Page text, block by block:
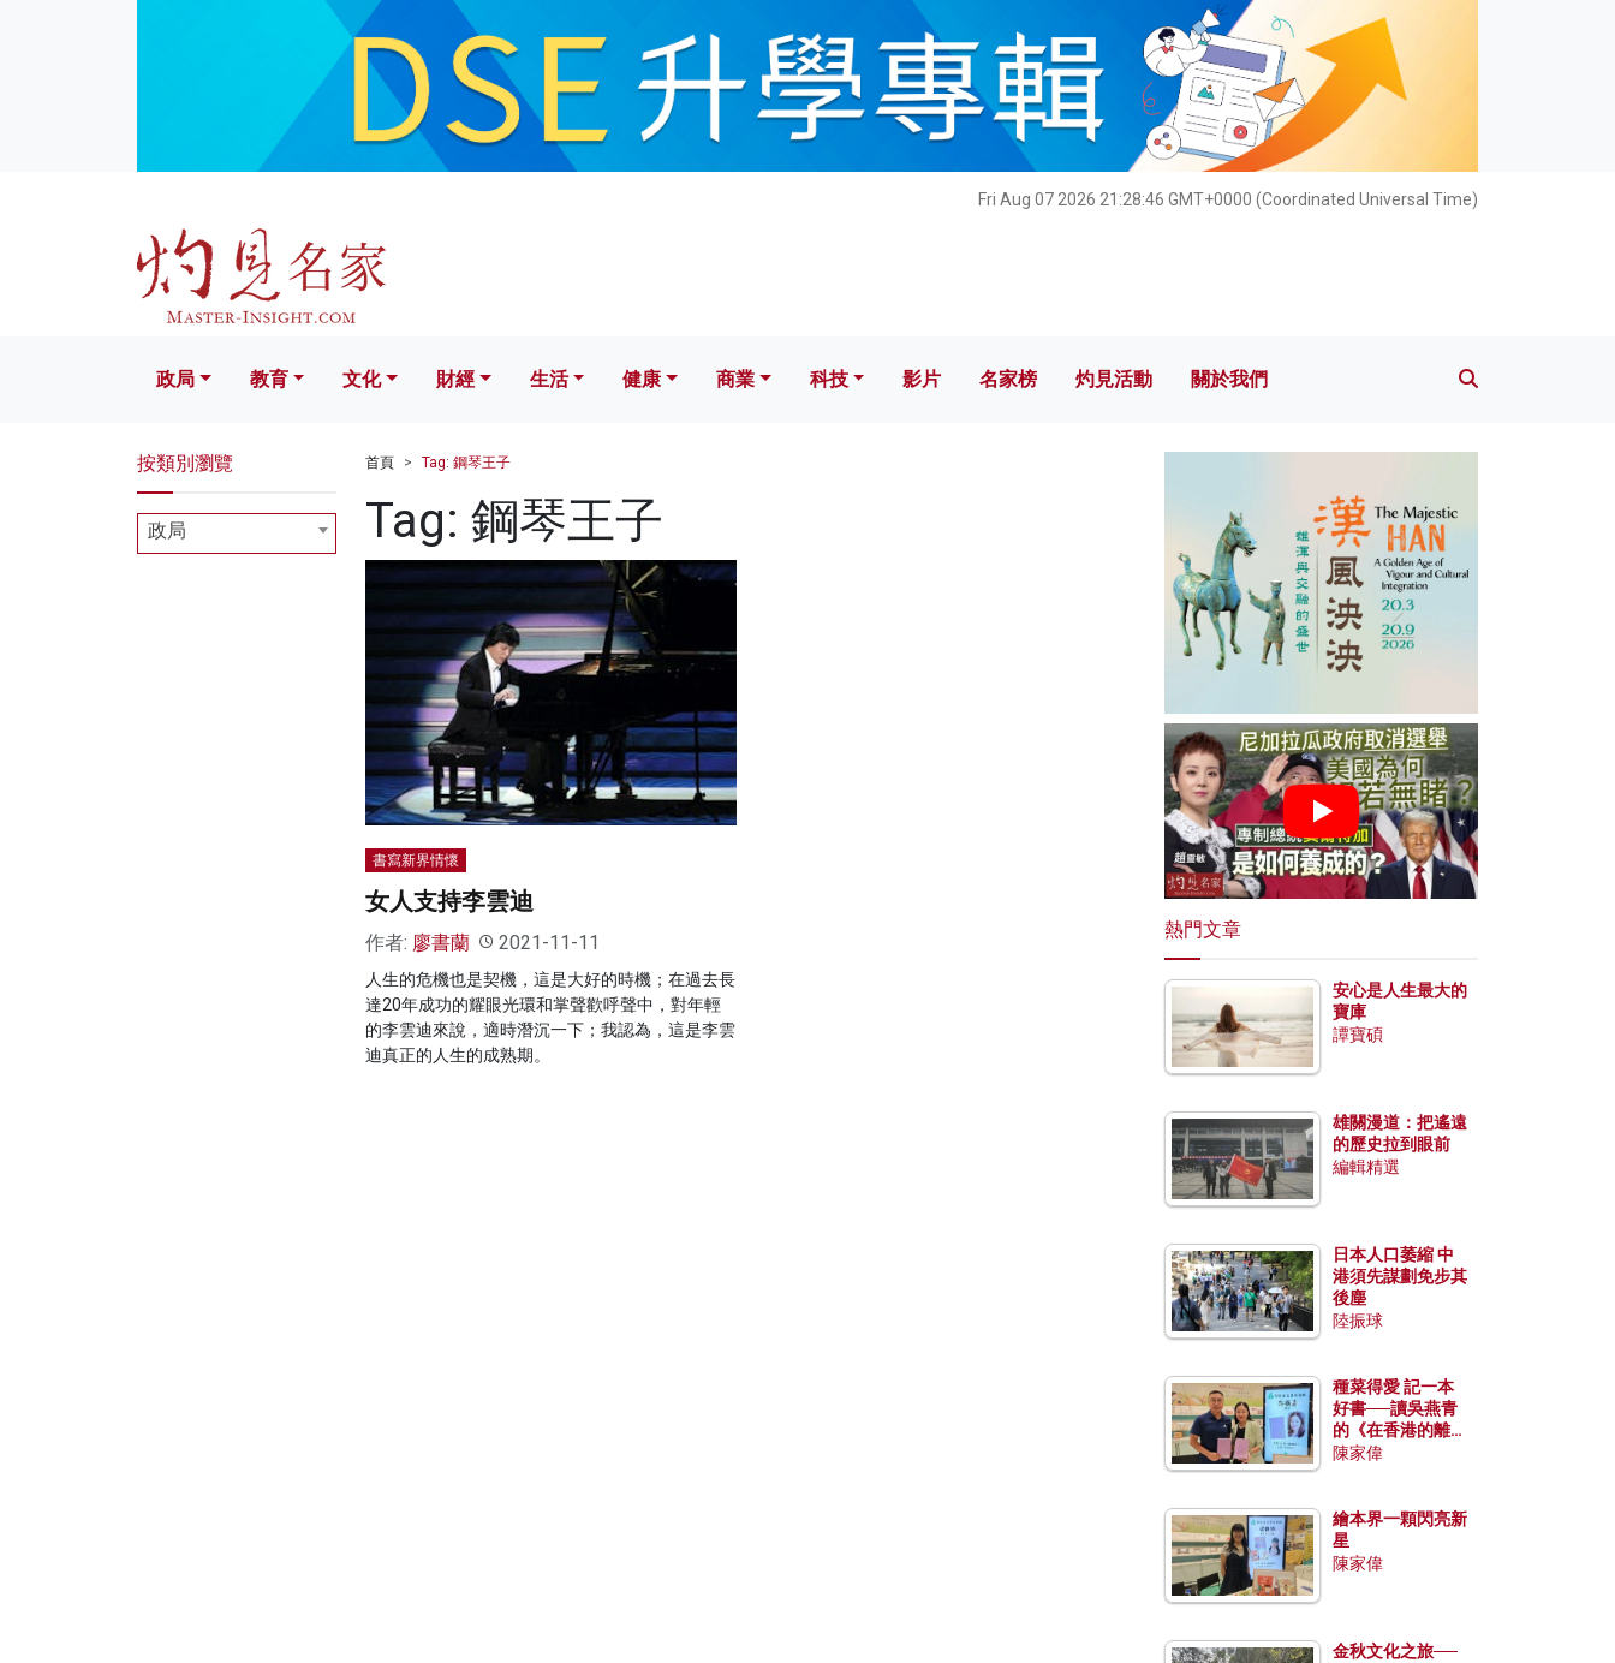
Fri Aug 07 2026 21:28:47 GMT+0000 (Coordinated Universal Time)
文化 財經 生活 健康 科技 影片 名家榜 灼見活動 關於我們
政局 教育 文化 財經 生活 健康 商業 科技 影片 名家榜 灼見活動 關於我們
首頁 Tag: 鋼琴王子
Tag: 鋼琴王子
書寫新界情懷
女人支持李雲迪
作者: 廖書蘭 2021-11-11
人生的危機也是契機，這是大好的時機；在過去長
達20年成功的耀眼光環和掌聲歡呼聲中，對年輕
的李雲迪來說，適時潛沉一下；我認為，這是李雲
迪真正的人生的成熟期。
按類別瀏覽
政局
熱門文章
安心是人生最大的
寶庫
譚寶碩
雄關漫道：把遙遠
的歷史拉到眼前
編輯精選
日本人口萎縮 中
港須先謀劃免步其
後塵
陸振球
種菜得愛 記一本
好書──讀吳燕青
的《在香港的離島
種菜》
陳家偉
繪本界一顆閃亮新
星
陳家偉
金秋文化之旅──